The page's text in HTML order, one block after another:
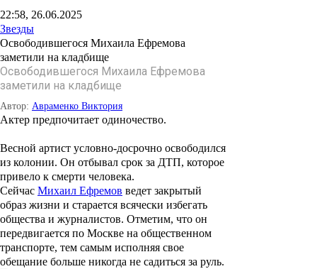
22:58, 26.06.2025
Звезды
Освободившегося Михаила Ефремова
заметили на кладбище
Освободившегося Михаила Ефремова
заметили на кладбище
Автор: Авраменко Виктория
Актер предпочитает одиночество.
Весной артист условно-досрочно освободился
из колонии. Он отбывал срок за ДТП, которое
привело к смерти человека.
Сейчас Михаил Ефремов ведет закрытый
образ жизни и старается всячески избегать
общества и журналистов. Отметим, что он
передвигается по Москве на общественном
транспорте, тем самым исполняя свое
обещание больше никогда не садиться за руль.